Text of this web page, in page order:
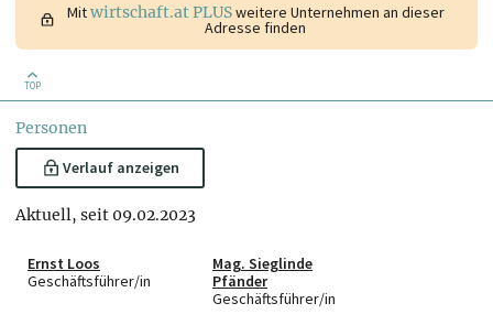
Mitwirtschaft.at PLUSweitere Unternehmen an dieser
Adresse finden
TOP
Personen
Verlauf anzeigen
Aktuell, seit 09.02.2023
Ernst Loos
Geschäftsführer/in
Mag. Sieglinde
Pfänder
Geschäftsführer/in